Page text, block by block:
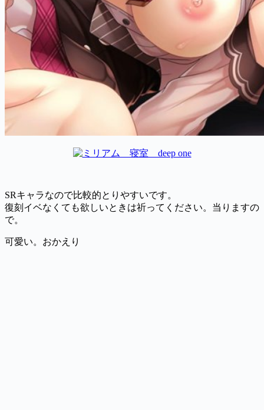
SRキャラなので比較的とりやすいです。
復刻イベなくても欲しいときは祈ってください。当りますの
で。
可愛い。おかえり